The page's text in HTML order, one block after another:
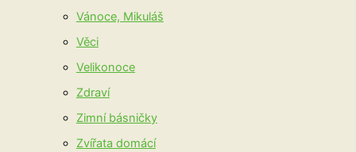
Vánoce, Mikuláš
Věci
Velikonoce
Zdraví
Zimní básničky
Zvířata domácí